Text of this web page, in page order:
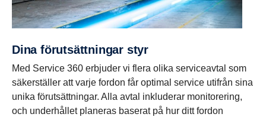
Dina förut­sätt­ningar styr
Med Service 360 erbjuder vi flera olika serviceavtal som
säkerställer att varje fordon får optimal service utifrån sina
unika förutsättningar. Alla avtal inkluderar monitorering,
och underhållet planeras baserat på hur ditt fordon